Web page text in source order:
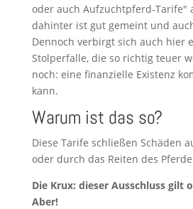
oder auch Aufzuchtpferd-Tarife"
dahinter ist gut gemeint und
Dennoch verbirgt sich auch hier
Stolperfalle, die so richtig teuer
noch: eine finanzielle Existenz
kann.
Warum ist das so?
Diese Tarife schließen Schäden
oder durch das Reiten des
Die Krux: dieser Ausschluss gilt
Aber!